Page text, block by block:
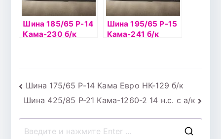
Шина 185/65 Р-14
Кама-230 б/к
Шина 195/65 Р-15
Кама-241 б/к
Навигация
по
записям
Шина 175/65 Р-14 Кама Евро НК-129 б/к
Шина 425/85 Р-21 Кама-1260-2 14 н.с. с а/к